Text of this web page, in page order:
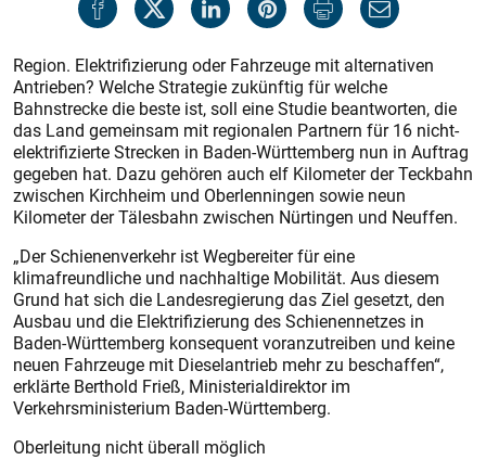
Region. Elektrifizierung oder Fahrzeuge mit alternativen
Antrieben? Welche Strategie zukünftig für welche
Bahnstrecke die beste ist, soll eine Studie beantworten, die
das Land gemeinsam mit regionalen Partnern für 16 nicht-
elektrifizierte Strecken in Baden-Württemberg nun in Auftrag
gegeben hat. Dazu gehören auch elf Kilometer der Teckbahn
zwischen Kirchheim und Oberlenningen sowie neun
Kilometer der Tälesbahn zwischen Nürtingen und Neuffen.
„Der Schienenverkehr ist Wegbereiter für eine
klimafreundliche und nachhaltige Mobilität. Aus diesem
Grund hat sich die Landesregierung das Ziel gesetzt, den
Ausbau und die Elektrifizierung des Schienennetzes in
Baden-Württemberg konsequent voranzutreiben und keine
neuen Fahrzeuge mit Dieselantrieb mehr zu beschaffen“,
erklärte Berthold Frieß, Ministerialdirektor im
Verkehrsministerium Baden-Württemberg.
Oberleitung nicht überall möglich